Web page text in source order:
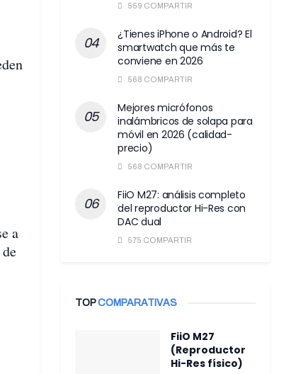
a
559 COMPARTIR
¿Tienes iPhone o Android? El
smartwatch que más te
conviene en 2026
568 COMPARTIR
Mejores micrófonos
inalámbricos de solapa para
móvil en 2026 (calidad-
precio)
568 COMPARTIR
FiiO M27: análisis completo
del reproductor Hi-Res con
DAC dual
575 COMPARTIR
TOPCOMPARATIVAS
FiiO M27
(Reproductor
Hi-Res físico)